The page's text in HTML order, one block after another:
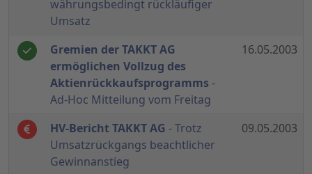
währungsbedingt rückläufiger
Umsatz
Gremien der TAKKT AG
ermöglichen Vollzug des
Aktienrückkaufsprogramms -
Ad-Hoc Mitteilung vom Freitag
16.05.2003
HV-Bericht TAKKT AG - Trotz
Umsatzrückgangs beachtlicher
Gewinnanstieg
09.05.2003